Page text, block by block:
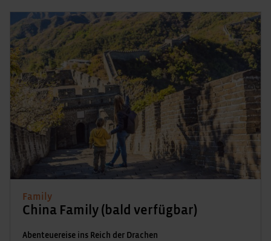
Family
China Family (bald verfügbar)
Abenteuereise ins Reich der Drachen